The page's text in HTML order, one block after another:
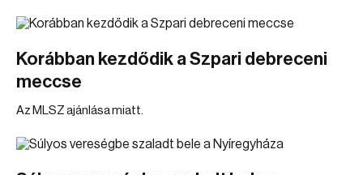
Korábban kezdődik a Szpari debreceni
meccse
Az MLSZ ajánlása miatt.